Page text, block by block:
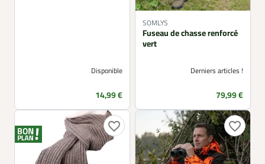
Disponible
Prix
14,99 €
SOMLYS
Fuseau de chasse renforcé
vert
Derniers articles !
Prix
79,99 €
favorite_border favorite_border